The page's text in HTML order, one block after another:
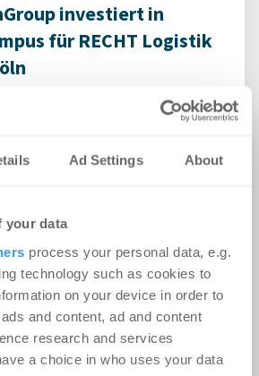
Ad Settings About
your data
process your personal data, e.g.
technology such as cookies to
on your device in order to
and content, ad and content
research and services
a choice in who uses your data
investiert in
für RECHT Logistik
im Quartier FUSION COLOGNE